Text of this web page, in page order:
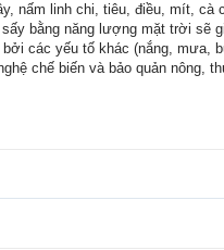
nấm linh chi, tiêu, điều, mít,
bằng năng lượng mặt trời
các yếu tố khác (nắng,
chế biến và bảo quản nông,